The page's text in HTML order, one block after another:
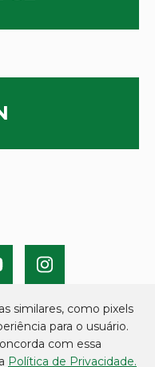
similares, como pixels
para o usuário.
com essa
Política de Privacidade.